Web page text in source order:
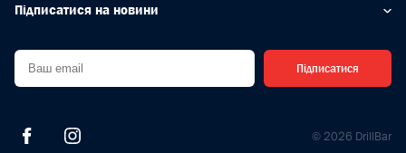
Підписатися на новини
Підписатися
© 2026 DrillBar